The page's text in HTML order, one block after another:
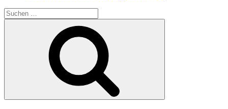
Suchen
nach: